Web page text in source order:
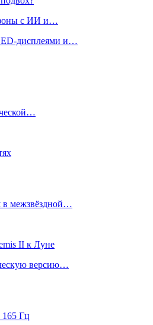
с ИИ и…
дисплеями и…
в межзвёздной…
II к Луне
версию…
165 Гц